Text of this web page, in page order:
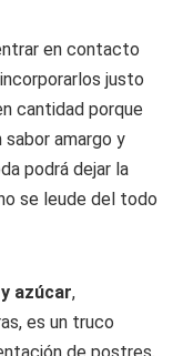
en contacto
justo
cantidad porque
amargo y
podrá dejar la
se leude del todo
azúcar,
es un truco